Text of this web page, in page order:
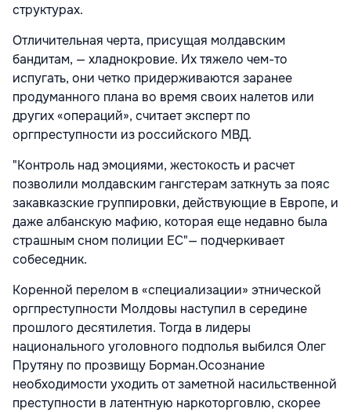
структурах.
Отличительная черта, присущая молдавским
бандитам, — хладнокровие. Их тяжело чем-то
испугать, они четко придерживаются заранее
продуманного плана во время своих налетов или
других «операций», считает эксперт по
оргпреступности из российского МВД.
"Контроль над эмоциями, жестокость и расчет
позволили молдавским гангстерам заткнуть за пояс
закавказские группировки, действующие в Европе, и
даже албанскую мафию, которая еще недавно была
страшным сном полиции ЕС"— подчеркивает
собеседник.
Коренной перелом в «специализации» этнической
оргпреступности Молдовы наступил в середине
прошлого десятилетия. Тогда в лидеры
национального уголовного подполья выбился Олег
Прутяну по прозвищу Борман.Осознание
необходимости уходить от заметной насильственной
преступности в латентную наркоторговлю, скорее